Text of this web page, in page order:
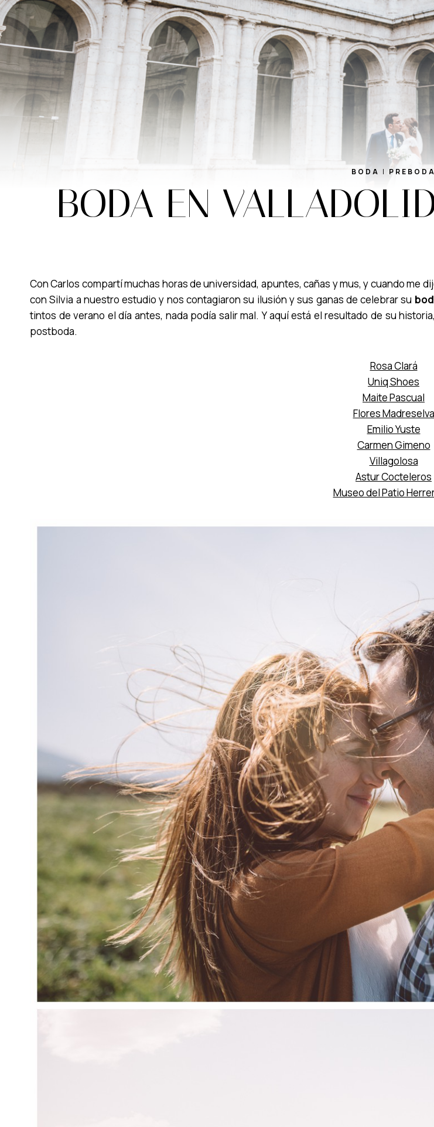
BODA | PREBODA
BODA EN
Con Carlos compartí muchas horas de universidad, apuntes, cañas y mus, y cuando me
con Silvia a nuestro estudio y nos contagiaron su ilusión y sus ganas de celebrar su
tintos de verano el día antes, nada podía salir mal. Y aquí está el resultado de su
postboda.
Rosa Clará
Uniq Shoes
Maite Pascual
Flores Madreselva
Emilio Yuste
Carmen Gimeno
Villagolosa
Astur Cocteleros
Museo del Patio